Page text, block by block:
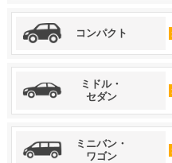
コンパクト
ミドル・
セダン
ミニバン・
ワゴン